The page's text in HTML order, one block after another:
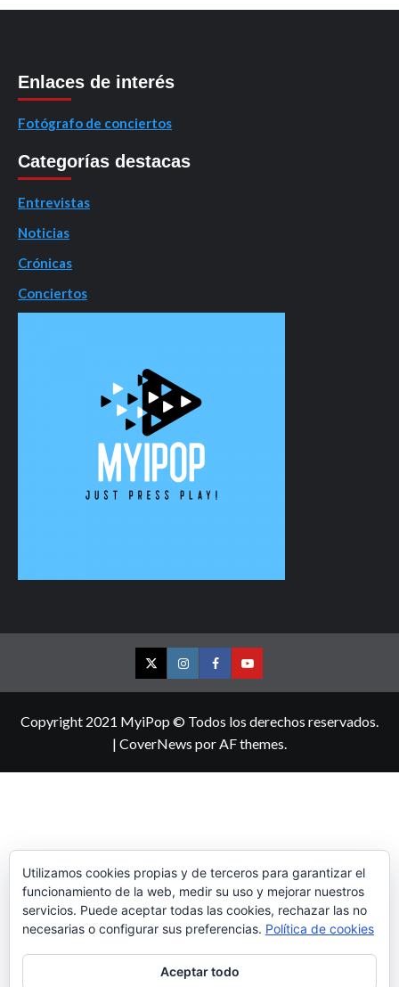
Enlaces de interés
Fotógrafo de conciertos
Categorías destacas
Entrevistas
Noticias
Crónicas
Conciertos
TwitterInstagramFacebookYouTube
Copyright 2021 MyiPop © Todos los derechos reservados.
| CoverNews por AF themes.
Utilizamos cookies propias y de terceros para garantizar el
funcionamiento de la web, medir su uso y mejorar nuestros
servicios. Puede aceptar todas las cookies, rechazar las no
necesarias o configurar sus preferencias. Política de cookies
Aceptar todo